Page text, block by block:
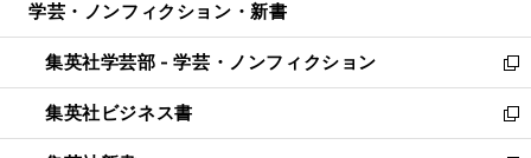
開
く
ウ
で
開
く
ン
ド
ウ
で
開
ウ
ィ
ン
ド
ウ
学芸・ノンフィクション・新書
集英社学芸部 - 学芸・ノンフィクション
新
し
い
ウ
集英社ビジネス書
新
し